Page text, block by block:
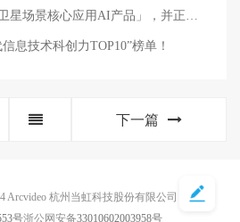
息技术科创力TOP10”榜单！
下一篇
Arcvideo 杭州当虹科技股份有限公司
号浙公网安备33010602003958号